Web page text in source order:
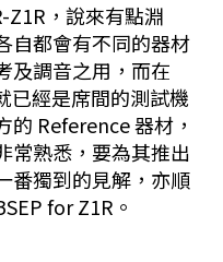
Z1R，說來有點淵
自都會有不同的器材
及調音之用，而在
已經是席間的測試機
的 Reference 器材，
常熟悉，要為其推出
番獨到的見解，亦順
for Z1R。